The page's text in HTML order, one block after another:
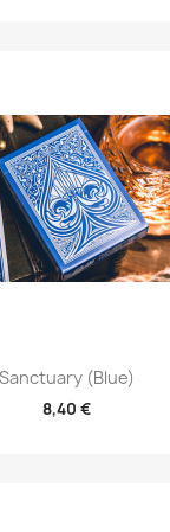
Sanctuary (Blue)
8,40 €